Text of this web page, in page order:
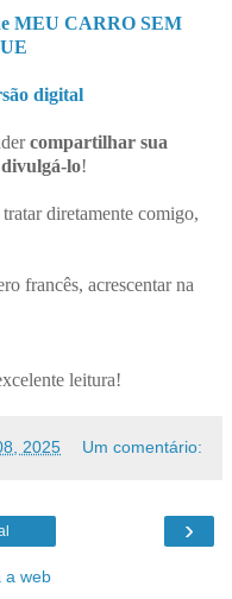
MEU CARRO SEM
digital
compartilhar sua
lo!
diretamente comigo,
francês, acrescentar na
leitura!
2025 Um comentário:
›
a web